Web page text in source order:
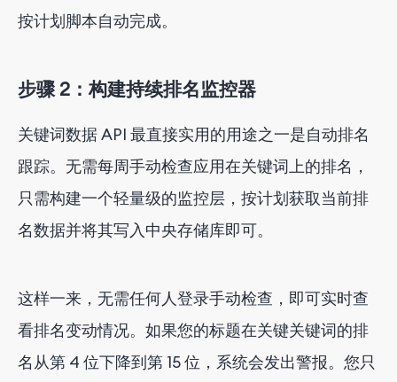
按计划脚本自动完成。
步骤 2：构建持续排名监控器
关键词数据 API 最直接实用的用途之一是自动排名
跟踪。无需每周手动检查应用在关键词上的排名，
只需构建一个轻量级的监控层，按计划获取当前排
名数据并将其写入中央存储库即可。
这样一来，无需任何人登录手动检查，即可实时查
看排名变动情况。如果您的标题在关键关键词的排
名从第 4 位下降到第 15 位，系统会发出警报。您只